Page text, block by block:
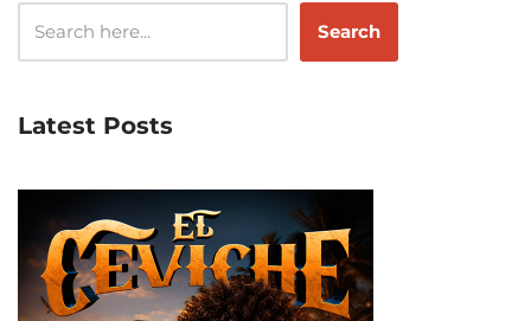
Search
Latest Posts